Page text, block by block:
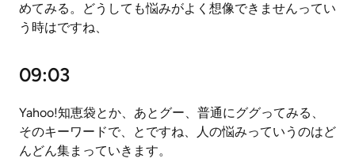
めてみる。どうしても悩みがよく想像できませんってい
う時はですね、
09:03
Yahoo!知恵袋とか、あとグー、普通にググってみる、
そのキーワードで、とですね、人の悩みっていうのはど
んどん集まっていきます。